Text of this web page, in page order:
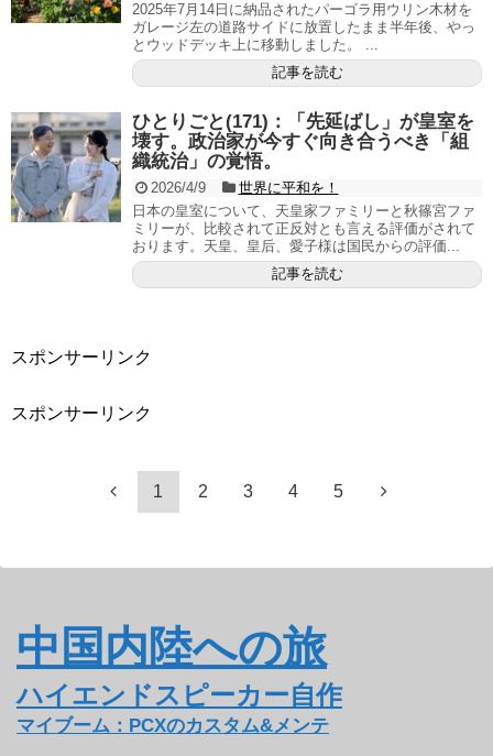
2025年7月14日に納品されたパーゴラ用ウリン木材を
ガレージ左の道路サイドに放置したまま半年後、やっ
とウッドデッキ上に移動しました。 ...
記事を読む
ひとりごと(171)：「先延ばし」が皇室を
壊す。政治家が今すぐ向き合うべき「組
織統治」の覚悟。
2026/4/9
世界に平和を！
日本の皇室について、天皇家ファミリーと秋篠宮ファ
ミリーが、比較されて正反対とも言える評価がされて
おります。天皇、皇后、愛子様は国民からの評価...
記事を読む
スポンサーリンク
スポンサーリンク
1 2 3 4 5
中国内陸への旅
ハイエンドスピーカー自作
マイブーム：PCXのカスタム&メンテ